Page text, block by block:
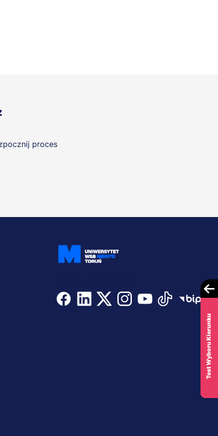
proces
Test Wyboru Kierunku